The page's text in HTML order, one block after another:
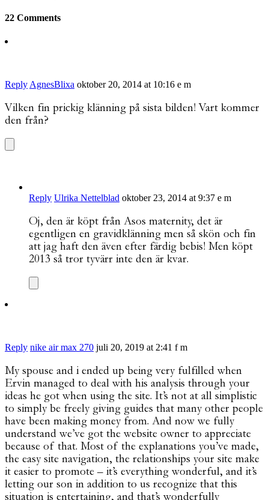
22 Comments
Reply AgnesBlixa oktober 20, 2014 at 10:16 e m
Vilken fin prickig klänning på sista bilden! Vart kommer
den från?
Reply Ulrika Nettelblad oktober 23, 2014 at 9:37 e m
Oj, den är köpt från Asos maternity, det är
egentligen en gravidklänning men så skön och fin
att jag haft den även efter färdig bebis! Men köpt
2013 så tror tyvärr inte den är kvar.
Reply nike air max 270 juli 20, 2019 at 2:41 f m
My spouse and i ended up being very fulfilled when
Ervin managed to deal with his analysis through your
ideas he got when using the site. It’s not at all simplistic
to simply be freely giving guides that many other people
have been making money from. And now we fully
understand we’ve got the website owner to appreciate
because of that. Most of the explanations you’ve made,
the easy site navigation, the relationships your site make
it easier to promote – it’s everything wonderful, and it’s
letting our son in addition to us recognize that this
situation is entertaining, and that’s wonderfully